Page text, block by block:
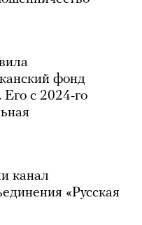
фонд
с 2024-го
канал
«Русская